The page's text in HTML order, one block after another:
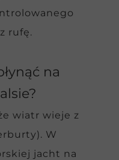
rufę.
na
wiatr wieje z
W
jacht na